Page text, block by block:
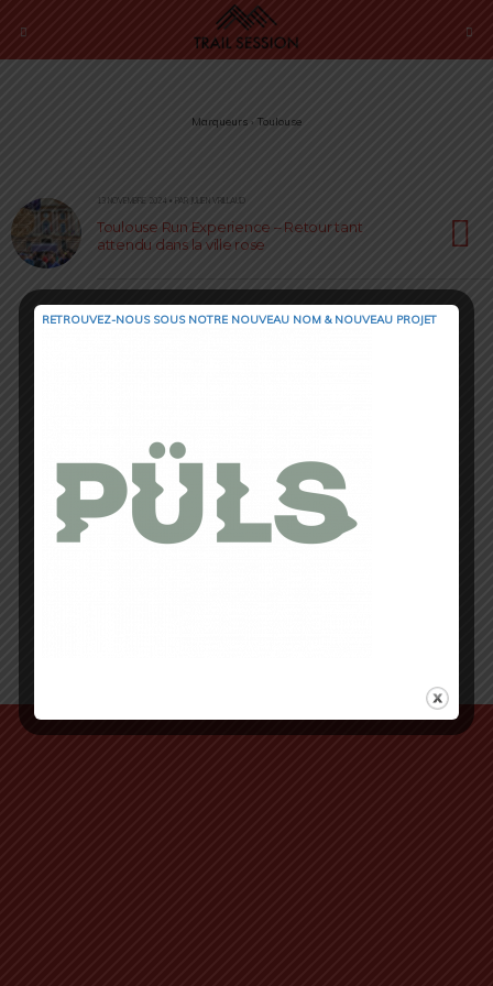
Marqueurs › Toulouse
13 NOVEMBRE 2024 • PAR JULIEN VRILLAUD
Toulouse Run Experience – Retour tant
attendu dans la ville rose
RETROUVEZ-NOUS SOUS NOTRE NOUVEAU NOM & NOUVEAU PROJET